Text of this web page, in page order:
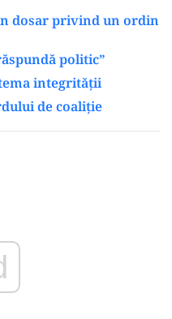
dosar privind un ordin
politic”
integrității
de coaliție